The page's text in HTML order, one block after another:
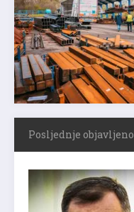
Posljednje objavljeno